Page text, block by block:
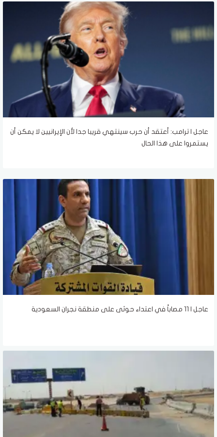
عاجل | ترامب: أعتقد أن حرب سينتهي قريبا جدا لأن الإيرانيين لا يمكن أن
يستمروا على هذا الحال
عاجل | 11 مصاباً في اعتداء حوثى على منطقة نجران السعودية